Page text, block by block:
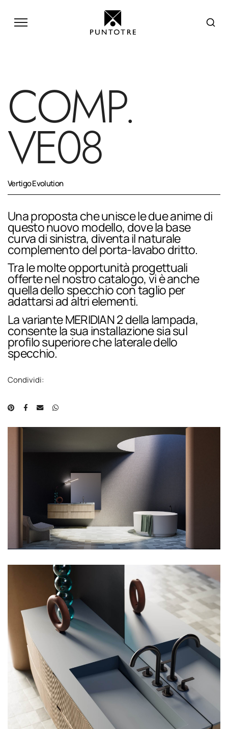
COMP.
VE08
Vertigo Evolution
Una proposta che unisce le due anime di
questo nuovo modello, dove la base
curva di sinistra, diventa il naturale
complemento del porta-lavabo dritto.
Tra le molte opportunità progettuali
offerte nel nostro catalogo, vi è anche
quella dello specchio con taglio per
adattarsi ad altri elementi.
La variante MERIDIAN 2 della lampada,
consente la sua installazione sia sul
profilo superiore che laterale dello
specchio.
Condividi: